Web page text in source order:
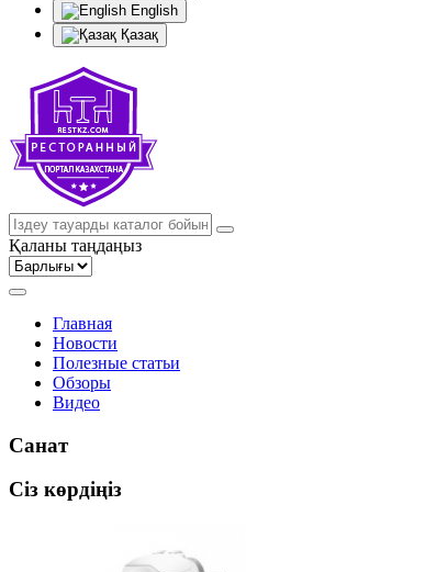
English
Қазақ
Қаланы таңдаңыз
Главная
Новости
Полезные статьи
Обзоры
Видео
Санат
Сіз көрдіңіз